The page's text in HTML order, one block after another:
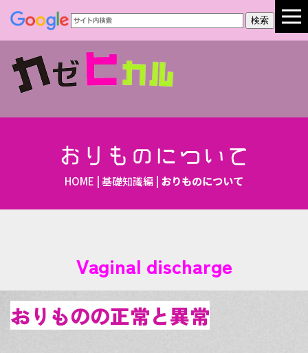
おりものについて
HOME 基礎知識編 おりものについて
Vaginal discharge
おりものの正常と異常